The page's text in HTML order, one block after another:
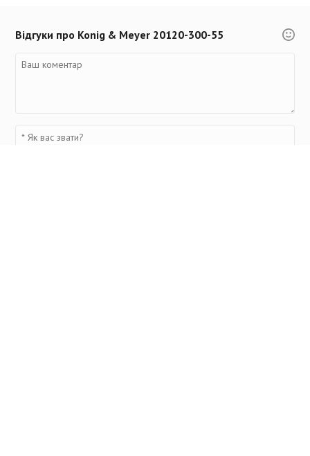
Відгуки про Konig & Meyer 20120-300-55